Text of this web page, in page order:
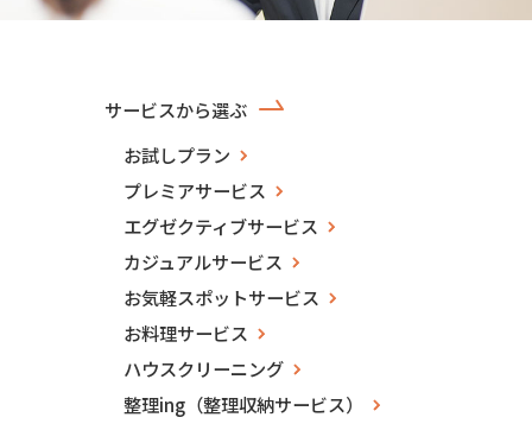
サービスから選ぶ
お試しプラン
プレミアサービス
エグゼクティブサービス
カジュアルサービス
お気軽スポットサービス
お料理サービス
ハウスクリーニング
整理ing（整理収納サービス）